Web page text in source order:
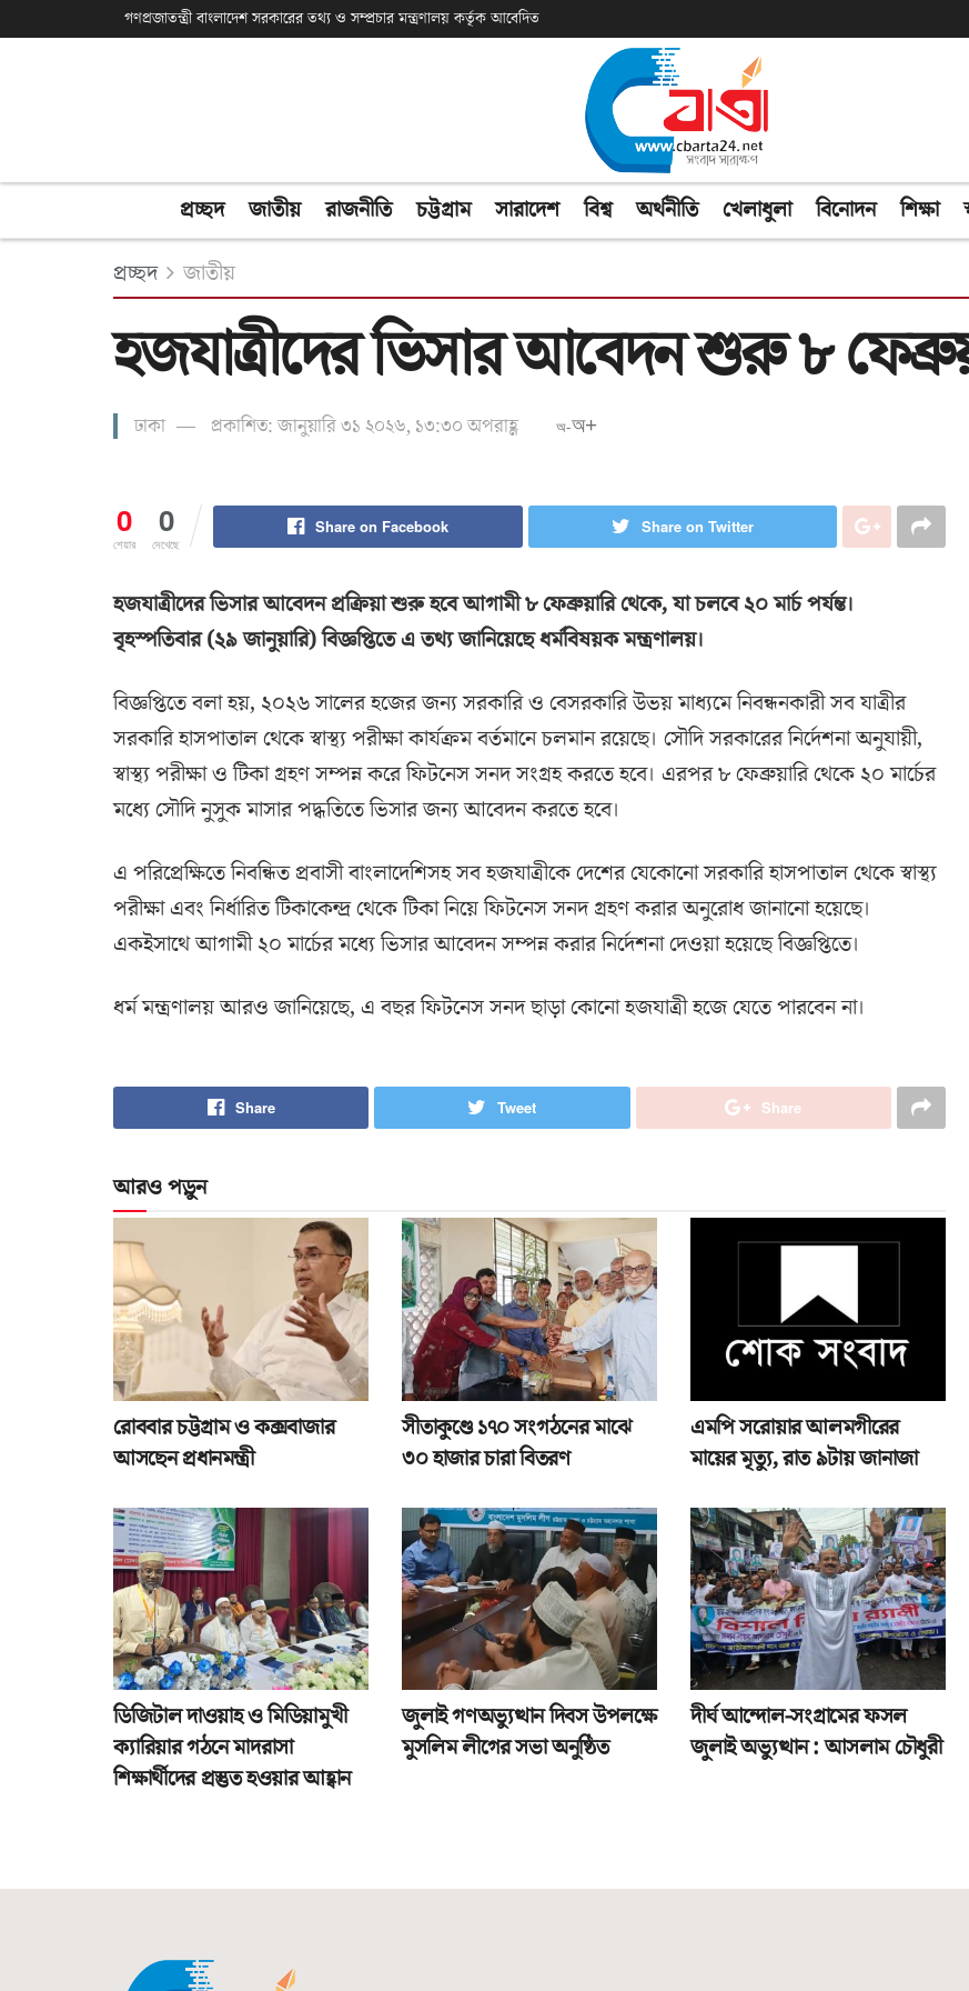
গণপ্রজাতন্ত্রী বাংলাদেশ সরকারের তথ্য ও সম্প্রচার মন্ত্রণালয় কর্তৃক আবেদিত
প্রচ্ছদ জাতীয় রাজনীতি চট্টগ্রাম সারাদেশ বিশ্ব অর্থনীতি খেলাধুলা বিনোদন শিক্ষা
প্রচ্ছদ জাতীয়
হজযাত্রীদের ভিসার আবেদন শুরু ৮
ঢাকা প্রকাশিত: জানুয়ারি ৩১ ২০২৬, ১৩:৩০ অপরাহ্ণ অ-অ+
0
শেয়ার
0
দেখেছে
Share on Facebook Share on Twitter
হজযাত্রীদের ভিসার আবেদন প্রক্রিয়া শুরু হবে আগামী ৮ ফেব্রুয়ারি থেকে, যা চলবে ২০ মার্চ পর্যন্ত।
বৃহস্পতিবার (২৯ জানুয়ারি) বিজ্ঞপ্তিতে এ তথ্য জানিয়েছে ধর্মবিষয়ক মন্ত্রণালয়।
বিজ্ঞপ্তিতে বলা হয়, ২০২৬ সালের হজের জন্য সরকারি ও বেসরকারি উভয় মাধ্যমে নিবন্ধনকারী সব যাত্রীর
সরকারি হাসপাতাল থেকে স্বাস্থ্য পরীক্ষা কার্যক্রম বর্তমানে চলমান রয়েছে। সৌদি সরকারের নির্দেশনা অনুযায়ী,
স্বাস্থ্য পরীক্ষা ও টিকা গ্রহণ সম্পন্ন করে ফিটনেস সনদ সংগ্রহ করতে হবে। এরপর ৮ ফেব্রুয়ারি থেকে ২০ মার্চের
মধ্যে সৌদি নুসুক মাসার পদ্ধতিতে ভিসার জন্য আবেদন করতে হবে।
এ পরিপ্রেক্ষিতে নিবন্ধিত প্রবাসী বাংলাদেশিসহ সব হজযাত্রীকে দেশের যেকোনো সরকারি হাসপাতাল থেকে স্বাস্থ্য
পরীক্ষা এবং নির্ধারিত টিকাকেন্দ্র থেকে টিকা নিয়ে ফিটনেস সনদ গ্রহণ করার অনুরোধ জানানো হয়েছে।
একইসাথে আগামী ২০ মার্চের মধ্যে ভিসার আবেদন সম্পন্ন করার নির্দেশনা দেওয়া হয়েছে বিজ্ঞপ্তিতে।
ধর্ম মন্ত্রণালয় আরও জানিয়েছে, এ বছর ফিটনেস সনদ ছাড়া কোনো হজযাত্রী হজে যেতে পারবেন না।
Share Tweet Share
আরও পড়ুন
রোববার চট্টগ্রাম ও কক্সবাজার
আসছেন প্রধানমন্ত্রী
সীতাকুণ্ডে ১৭০ সংগঠনের মাঝে
৩০ হাজার চারা বিতরণ
এমপি সরোয়ার আলমগীরের
মায়ের মৃত্যু, রাত ৯টায় জানাজা
ডিজিটাল দাওয়াহ ও মিডিয়ামুখী
ক্যারিয়ার গঠনে মাদরাসা
শিক্ষার্থীদের প্রস্তুত হওয়ার আহ্বান
জুলাই গণঅভ্যুত্থান দিবস উপলক্ষে
মুসলিম লীগের সভা অনুষ্ঠিত
দীর্ঘ আন্দোল-সংগ্রামের ফসল
জুলাই অভ্যুত্থান : আসলাম চৌধুরী